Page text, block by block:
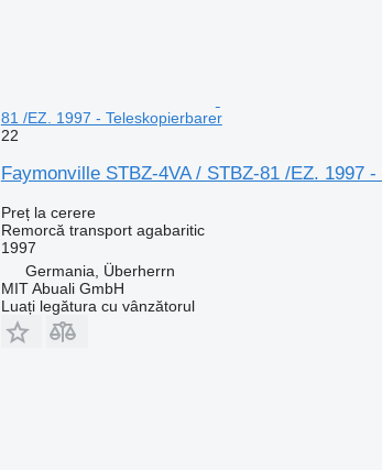
81 /EZ. 1997 - Teleskopierbarer
22
Faymonville STBZ-4VA / STBZ-81 /EZ. 1997
Preț la cerere
Remorcă transport agabaritic
1997
Germania, Überherrn
MIT Abuali GmbH
Luați legătura cu vânzătorul